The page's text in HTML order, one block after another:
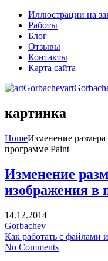
Иллюстрации на
Работы
Блог
Отзывы
Контакты
Карта сайта
картинка
HomeИзменение размера
программе Paint
Изменение
изображения в
14.12.2014
Gorbachev
Как работать с файлами
No Comments